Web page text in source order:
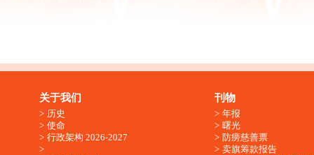
关于我们
历史
使命
行政架构 2026-2027
刊物
年报
曙光
防痨慈善票
卖旗筹款报告